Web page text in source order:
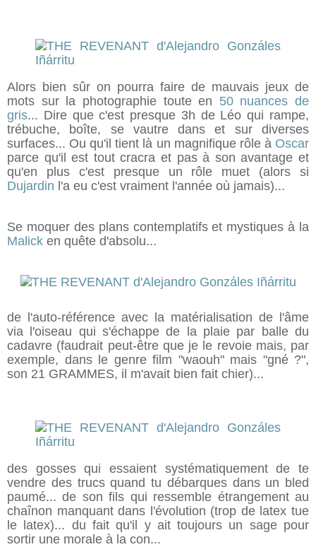
Alors bien sûr on pourra faire de mauvais jeux de
mots sur la photographie toute en 50 nuances de
gris... Dire que c'est presque 3h de Léo qui rampe,
trébuche, boîte, se vautre dans et sur diverses
surfaces... Ou qu'il tient là un magnifique rôle à Oscar
parce qu'il est tout cracra et pas à son avantage et
qu'en plus c'est presque un rôle muet (alors si
Dujardin l'a eu c'est vraiment l'année où jamais)...
Se moquer des plans contemplatifs et mystiques à la
Malick en quête d'absolu...
de l'auto-référence avec la matérialisation de l'âme
via l'oiseau qui s'échappe de la plaie par balle du
cadavre (faudrait peut-être que je le revoie mais, par
exemple, dans le genre film "waouh" mais "gné ?",
son 21 GRAMMES, il m'avait bien fait chier)...
des gosses qui essaient systématiquement de te
vendre des trucs quand tu débarques dans un bled
paumé... de son fils qui ressemble étrangement au
chaînon manquant dans l'évolution (trop de latex tue
le latex)... du fait qu'il y ait toujours un sage pour
sortir une morale à la con...